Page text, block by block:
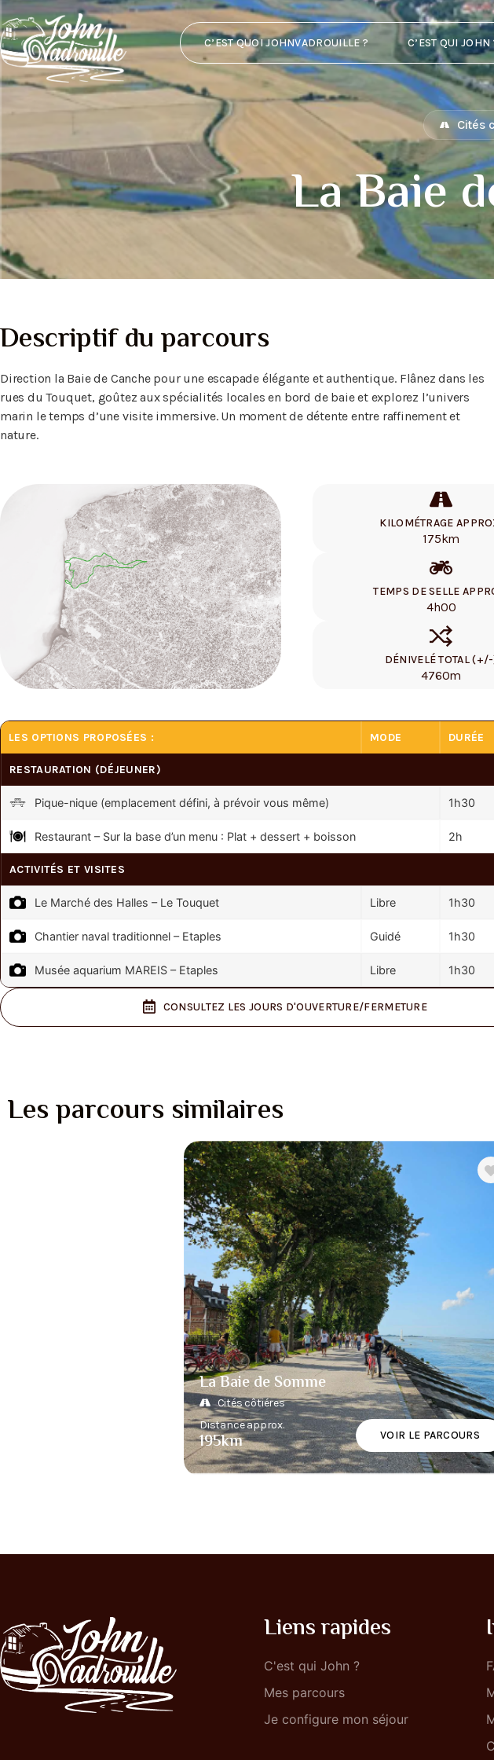
C’EST QUOI JOHNVADROUILLE ? C’EST QUI JOHN
Cités
La Baie
Descriptif du parcours
Direction la Baie de Canche pour une escapade élégante et authentique. Flânez dans les
rues du Touquet, goûtez aux spécialités locales en bord de baie et explorez l’univers
marin le temps d’une visite immersive. Un moment de détente entre raffinement et
nature.
KILOMÉTRAGE
175km
TEMPS DE SELLE
4h00
DÉNIVELÉ TOTAL
4760m
LES OPTIONS PROPOSÉES : MODE DURÉE
RESTAURATION (DÉJEUNER)
Pique-nique (emplacement défini, à prévoir vous même) 1h30
Restaurant – Sur la base d’un menu : Plat + dessert + boisson 2h
ACTIVITÉS ET VISITES
Le Marché des Halles – Le Touquet Libre 1h30
Chantier naval traditionnel – Etaples Guidé 1h30
Musée aquarium MAREIS – Etaples Libre 1h30
CONSULTEZ LES JOURS D'OUVERTURE/FERMETURE
Les parcours similaires
La Baie de Somme
Cités côtiéres
Distance approx.
195km VOIR LE PARCOURS
Liens rapides
C'est qui John ?
Mes parcours
Je configure mon séjour